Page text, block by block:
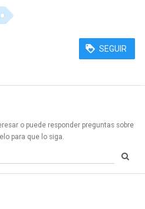
SEGUIR
o puede responder preguntas sobre
para que lo siga.